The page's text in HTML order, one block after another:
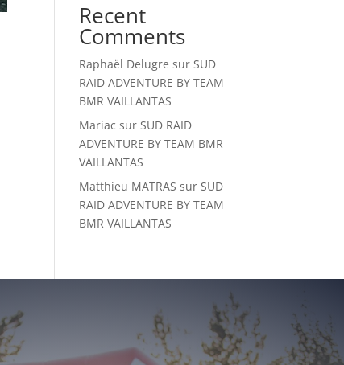
Recent
Comments
Raphaël Delugre surSUD
RAID ADVENTURE BY TEAM
BMR VAILLANTAS
Mariac surSUD RAID
ADVENTURE BY TEAM BMR
VAILLANTAS
Matthieu MATRAS surSUD
RAID ADVENTURE BY TEAM
BMR VAILLANTAS